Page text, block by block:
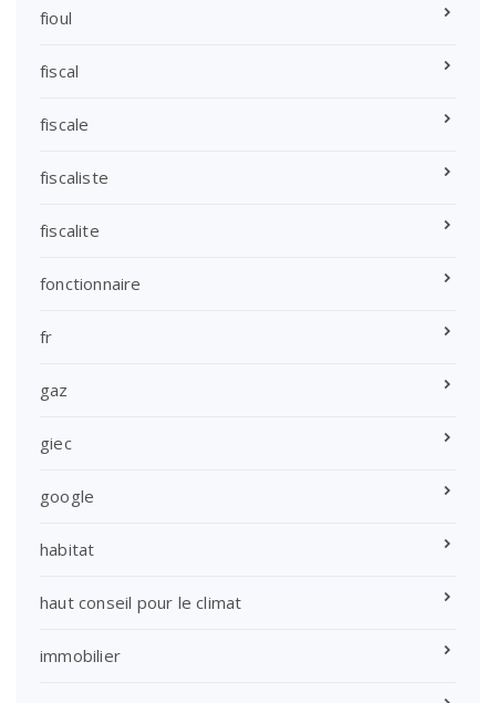
fioul
fiscal
fiscale
fiscaliste
fiscalite
fonctionnaire
fr
gaz
giec
google
habitat
haut conseil pour le climat
immobilier